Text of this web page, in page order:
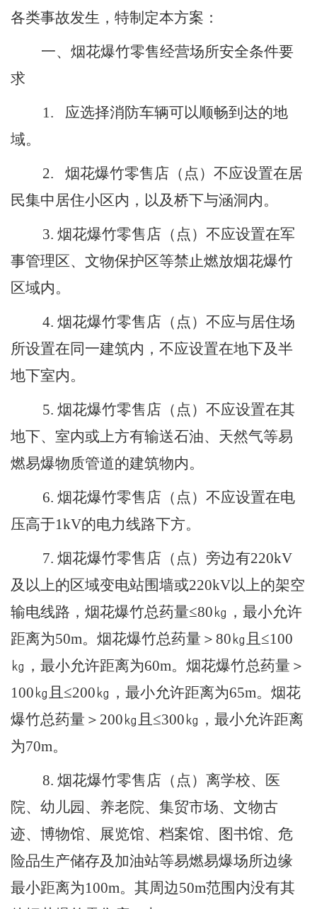
各类事故发生，特制定本方案：
一、烟花爆竹零售经营场所安全条件要
求
1. 应选择消防车辆可以顺畅到达的地
域。
2. 烟花爆竹零售店 （点）不应设置在居
民集中居住小区内，以及桥下与涵洞内。
3. 烟花爆竹零售店（点）不应设置在军
事管理区、文物保护区等禁止燃放烟花爆竹
区域内。
4. 烟花爆竹零售店（点）不应与居住场
所设置在同一建筑内，不应设置在地下及半
地下室内。
5. 烟花爆竹零售店（点）不应设置在其
地下、室内或上方有输送石油、天然气等易
燃易爆物质管道的建筑物内。
6. 烟花爆竹零售店（点）不应设置在电
压高于1kV的电力线路下方。
7. 烟花爆竹零售店（点）旁边有220kV
及以上的区域变电站围墙或220kV以上的架空
输电线路，烟花爆竹总药量≤80㎏，最小允许
距离为50m。烟花爆竹总药量＞ 80㎏且 ≤100
㎏，最小允许距离为60m。烟花爆竹总药量＞
100㎏且 ≤200㎏，最小允许距离为65m。烟花
爆竹总药量＞ 200㎏且 ≤300㎏，最小允许距离
为70m。
8. 烟花爆竹零售店（点）离学校、医
院、幼儿园、养老院、集贸市场、文物古
迹、博物馆、展览馆、档案馆、图书馆、危
险品生产储存及加油站等易燃易爆场所边缘
最小距离为100m。 其周边50m范围内没有其